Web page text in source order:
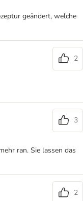
geändert, welche
2
3
ran. Sie lassen das
2